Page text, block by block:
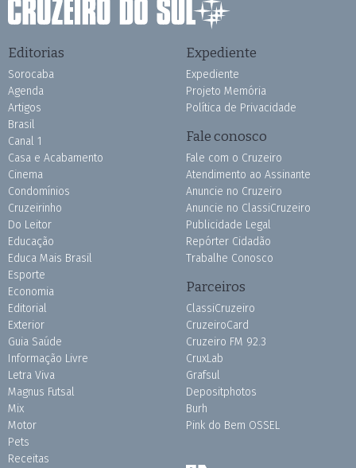
Editorias
Sorocaba
Agenda
Artigos
Brasil
Canal 1
Casa e Acabamento
Cinema
Condomínios
Cruzeirinho
Do Leitor
Educação
Educa Mais Brasil
Esporte
Economia
Editorial
Exterior
Guia Saúde
Informação Livre
Letra Viva
Magnus Futsal
Mix
Motor
Pets
Receitas
Expediente
Expediente
Projeto Memória
Política de Privacidade
Fale conosco
Fale com o Cruzeiro
Atendimento ao Assinante
Anuncie no Cruzeiro
Anuncie no ClassiCruzeiro
Publicidade Legal
Repórter Cidadão
Trabalhe Conosco
Parceiros
ClassiCruzeiro
CruzeiroCard
Cruzeiro FM 92.3
CruxLab
Grafsul
Depositphotos
Burh
Pink do Bem OSSEL